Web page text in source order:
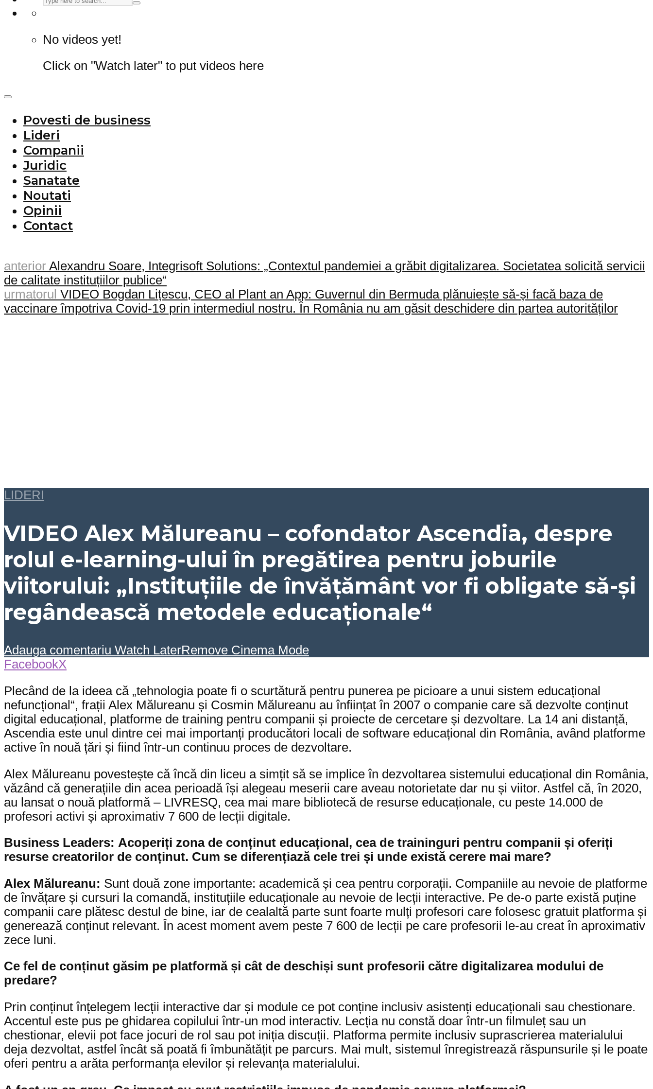
No videos yet!
Click on "Watch later" to put videos here
Povesti de business
Lideri
Companii
Juridic
Sanatate
Noutati
Opinii
Contact
anterior Alexandru Soare, Integrisoft Solutions: „Contextul pandemiei a grăbit digitalizarea. Societatea solicită servicii
de calitate instituțiilor publice“
urmatorul VIDEO Bogdan Lițescu, CEO al Plant an App: Guvernul din Bermuda plănuiește să-și facă baza de
vaccinare împotriva Covid-19 prin intermediul nostru. În România nu am găsit deschidere din partea autorităților
LIDERI
VIDEO Alex Mălureanu – cofondator Ascendia, despre
rolul e-learning-ului în pregătirea pentru joburile
viitorului: „Instituțiile de învățământ vor fi obligate să-și
regândească metodele educaționale“
Adauga comentariu Watch LaterRemove Cinema Mode
FacebookX
Plecând de la ideea că „tehnologia poate fi o scurtătură pentru punerea pe picioare a unui sistem educațional
nefuncțional“, frații Alex Mălureanu și Cosmin Mălureanu au înființat în 2007 o companie care să dezvolte conținut
digital educațional, platforme de training pentru companii și proiecte de cercetare și dezvoltare. La 14 ani distanță,
Ascendia este unul dintre cei mai importanți producători locali de software educațional din România, având platforme
active în nouă țări și fiind într-un continuu proces de dezvoltare.
Alex Mălureanu povestește că încă din liceu a simțit să se implice în dezvoltarea sistemului educațional din România,
văzând că generațiile din acea perioadă își alegeau meserii care aveau notorietate dar nu și viitor. Astfel că, în 2020,
au lansat o nouă platformă – LIVRESQ, cea mai mare bibliotecă de resurse educaționale, cu peste 14.000 de
profesori activi și aproximativ 7 600 de lecții digitale.
Business Leaders: Acoperiți zona de conținut educațional, cea de traininguri pentru companii și oferiți
resurse creatorilor de conținut. Cum se diferențiază cele trei și unde există cerere mai mare?
Alex Mălureanu: Sunt două zone importante: academică și cea pentru corporații. Companiile au nevoie de platforme
de învățare și cursuri la comandă, instituțiile educaționale au nevoie de lecții interactive. Pe de-o parte există puține
companii care plătesc destul de bine, iar de cealaltă parte sunt foarte mulți profesori care folosesc gratuit platforma și
generează conținut relevant. În acest moment avem peste 7 600 de lecții pe care profesorii le-au creat în aproximativ
zece luni.
Ce fel de conținut găsim pe platformă și cât de deschiși sunt profesorii către digitalizarea modului de
predare?
Prin conținut înțelegem lecții interactive dar și module ce pot conține inclusiv asistenți educaționali sau chestionare.
Accentul este pus pe ghidarea copilului într-un mod interactiv. Lecția nu constă doar într-un filmuleț sau un
chestionar, elevii pot face jocuri de rol sau pot iniția discuții. Platforma permite inclusiv suprascrierea materialului
deja dezvoltat, astfel încât să poată fi îmbunătățit pe parcurs. Mai mult, sistemul înregistrează răspunsurile și le poate
oferi pentru a arăta performanța elevilor și relevanța materialului.